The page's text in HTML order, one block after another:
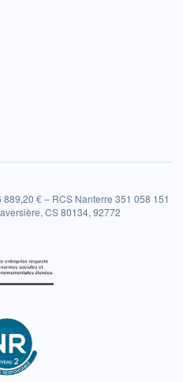
€ – RCS Nanterre 351 058 151
CS 80134, 92772